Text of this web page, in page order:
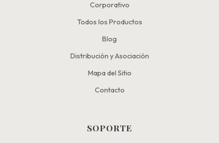
Corporativo
Todos los Productos
Blog
Distribución y Asociación
Mapa del Sitio
Contacto
SOPORTE